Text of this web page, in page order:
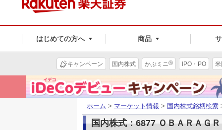
はじめての方へ 商品
キャンペーン 国内株式 かぶミニ® IPO・PO
ホーム > マーケット情報 > 国内株式銘柄検索
国内株式：6877 ＯＢＡＲＡＧ